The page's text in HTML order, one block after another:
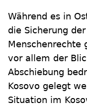
Während es in
die Sicherung
Menschenrechte
vor allem der
Abschiebung
Kosovo gelegt
Situation im